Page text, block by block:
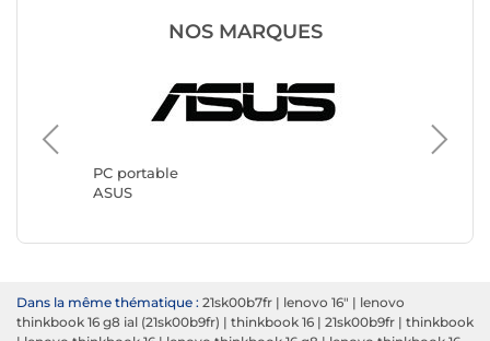
NOS MARQUES
PC portable
ASUS
Dans la même thématique : 21sk00b7fr | lenovo 16" | lenovo
thinkbook 16 g8 ial (21sk00b9fr) | thinkbook 16 | 21sk00b9fr | thinkbook